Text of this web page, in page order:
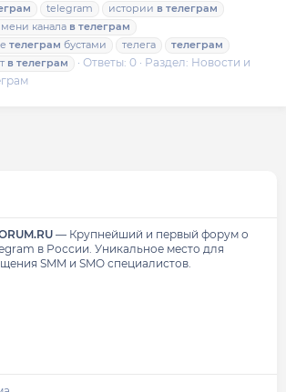
telegram истории в телеграм
канала в телеграм
телеграм бустами телега
телеграм
в телеграм Ответы: 0 Раздел: Новости и
— Крупнейший и первый форум о
в России. Уникальное место для
SMM и SMO специалистов.